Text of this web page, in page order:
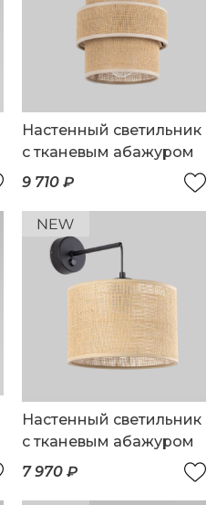
Настенный светильник
с тканевым абажуром
9 710 ₽
Настенный светильник
с тканевым абажуром
7 970 ₽